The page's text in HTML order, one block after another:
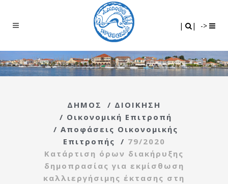
| | ->
ΔΗΜΟΣ / ΔΙΟΙΚΗΣΗ
/ Οικονομική Επιτροπή
/ Αποφάσεις Οικονομικής
Επιτροπής
/ 79/2020
Κατάρτιση όρων διακήρυξης
δημοπρασίας για εκμίσθωση
καλλιεργήσιμης έκτασης στη